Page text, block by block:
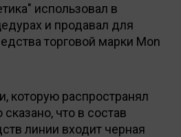
использовал в
и продавал для
торговой марки Mon
которую распространял
что в состав
линии входит черная